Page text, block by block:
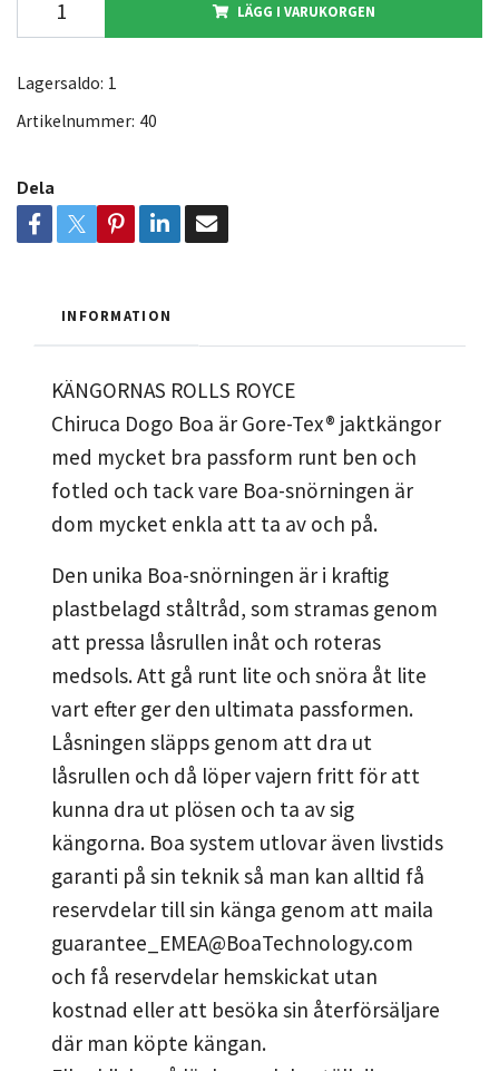
LÄGG I VARUKORGEN
Lagersaldo: 1
Artikelnummer: 40
Dela
INFORMATION
KÄNGORNAS ROLLS ROYCE
Chiruca Dogo Boa är Gore-Tex® jaktkängor
med mycket bra passform runt ben och
fotled och tack vare Boa-snörningen är
dom mycket enkla att ta av och på.
Den unika Boa-snörningen är i kraftig
plastbelagd ståltråd, som stramas genom
att pressa låsrullen inåt och roteras
medsols. Att gå runt lite och snöra åt lite
vart efter ger den ultimata passformen.
Låsningen släpps genom att dra ut
låsrullen och då löper vajern fritt för att
kunna dra ut plösen och ta av sig
kängorna. Boa system utlovar även livstids
garanti på sin teknik så man kan alltid få
reservdelar till sin känga genom att maila
guarantee_EMEA@BoaTechnology.com
och få reservdelar hemskickat utan
kostnad eller att besöka sin återförsäljare
där man köpte kängan.